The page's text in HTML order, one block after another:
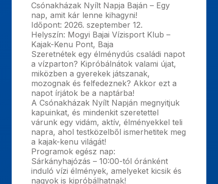
Csónakházak Nyílt Napja Baján – Egy
nap, amit kár lenne kihagyni!
Időpont: 2026. szeptember 12.
Helyszín: Mogyi Bajai Vízisport Klub –
Kajak-Kenu Pont, Baja
Szeretnétek egy élménydús családi napot
a vízparton? Kipróbálnátok valami újat,
miközben a gyerekek játszanak,
mozognak és felfedeznek? Akkor ezt a
napot írjátok be a naptárba!
A Csónakházak Nyílt Napján megnyitjuk
kapuinkat, és mindenkit szeretettel
várunk egy vidám, aktív, élményekkel teli
napra, ahol testközelből ismerhetitek meg
a kajak-kenu világát!
Programok egész nap:
Sárkányhajózás – 10:00-tól óránként
induló vízi élmények, amelyeket kicsik és
nagyok is kipróbálhatnak!